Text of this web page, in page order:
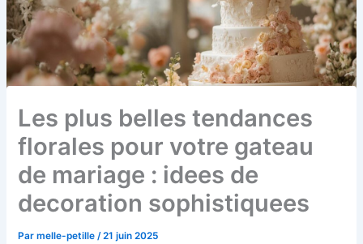
Les plus belles tendances
florales pour votre gateau
de mariage : idees de
decoration sophistiquees
Parmelle-petille /21 juin 2025